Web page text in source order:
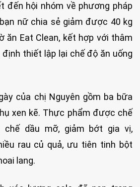
đến hội nhóm về phương pháp
nữ chia sẻ giảm được 40 kg
ăn Eat Clean, kết hợp với thâm
định thiết lập lại chế độ ăn uống
của chị Nguyên gồm ba bữa
xen kẽ. Thực phẩm được chế
chế dầu mỡ, giảm bớt gia vị,
rau củ quả, ưu tiên tinh bột
lang.